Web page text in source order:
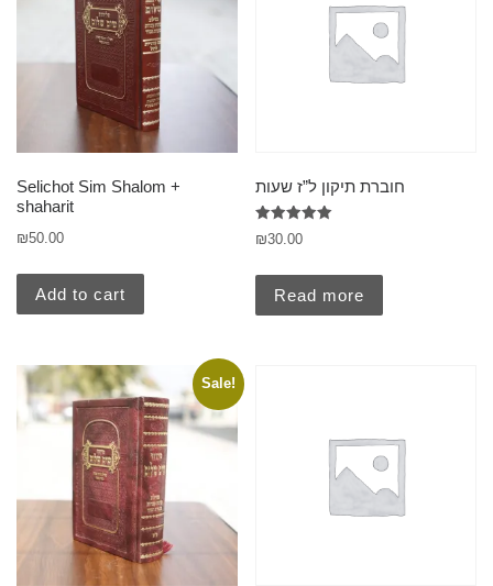
Selichot Sim Shalom +
shaharit
₪50.00
Add to cart
חוברת תיקון ל”ז שעות
Rated
5.00
₪30.00
Read more
Sale!